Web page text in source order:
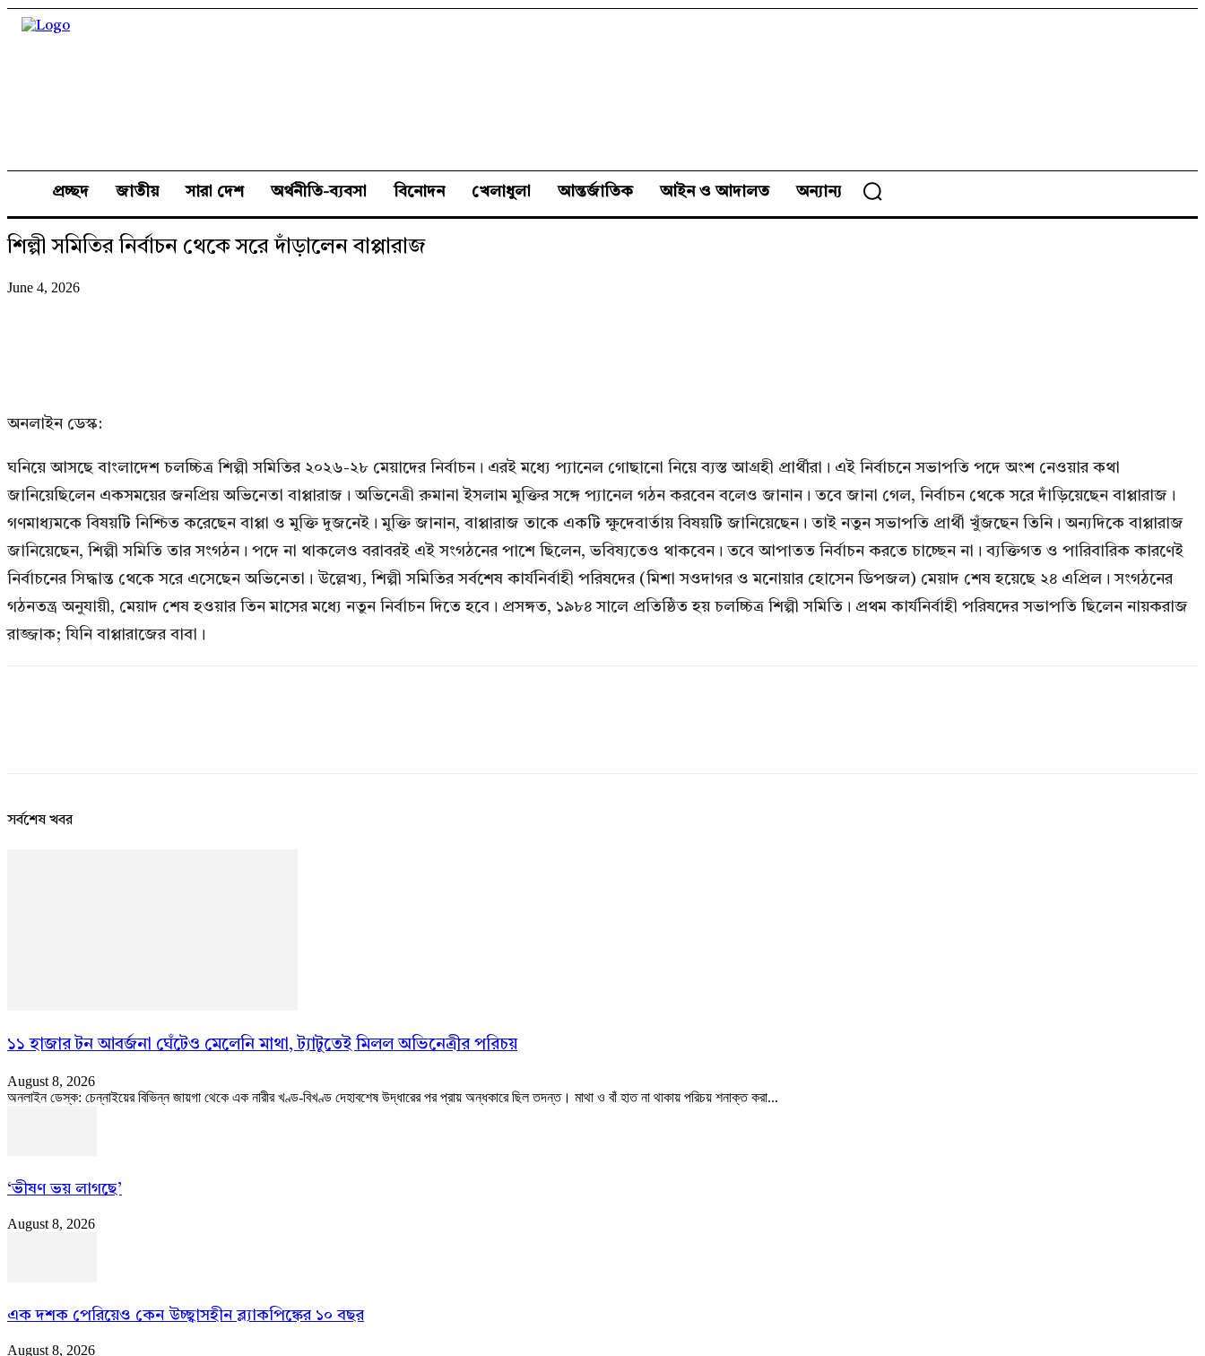
প্রচ্ছদ জাতীয় সারা দেশ অর্থনীতি-ব্যবসা বিনোদন খেলাধুলা আন্তর্জাতিক আইন ও আদালত অন্যান্য
শিল্পী সমিতির নির্বাচন থেকে সরে দাঁড়ালেন বাপ্পারাজ
June 4, 2026
অনলাইন ডেস্ক:
ঘনিয়ে আসছে বাংলাদেশ চলচ্চিত্র শিল্পী সমিতির ২০২৬-২৮ মেয়াদের নির্বাচন। এরই মধ্যে প্যানেল গোছানো নিয়ে ব্যস্ত আগ্রহী প্রার্থীরা। এই নির্বাচনে সভাপতি পদে অংশ নেওয়ার কথা
জানিয়েছিলেন একসময়ের জনপ্রিয় অভিনেতা বাপ্পারাজ। অভিনেত্রী রুমানা ইসলাম মুক্তির সঙ্গে প্যানেল গঠন করবেন বলেও জানান। তবে জানা গেল, নির্বাচন থেকে সরে দাঁড়িয়েছেন বাপ্পারাজ।
গণমাধ্যমকে বিষয়টি নিশ্চিত করেছেন বাপ্পা ও মুক্তি দুজনেই। মুক্তি জানান, বাপ্পারাজ তাকে একটি ক্ষুদেবার্তায় বিষয়টি জানিয়েছেন। তাই নতুন সভাপতি প্রার্থী খুঁজছেন তিনি। অন্যদিকে বাপ্পারাজ
জানিয়েছেন, শিল্পী সমিতি তার সংগঠন। পদে না থাকলেও বরাবরই এই সংগঠনের পাশে ছিলেন, ভবিষ্যতেও থাকবেন। তবে আপাতত নির্বাচন করতে চাচ্ছেন না। ব্যক্তিগত ও পারিবারিক কারণেই
নির্বাচনের সিদ্ধান্ত থেকে সরে এসেছেন অভিনেতা। উল্লেখ্য, শিল্পী সমিতির সর্বশেষ কার্যনির্বাহী পরিষদের (মিশা সওদাগর ও মনোয়ার হোসেন ডিপজল) মেয়াদ শেষ হয়েছে ২৪ এপ্রিল। সংগঠনের
গঠনতন্ত্র অনুযায়ী, মেয়াদ শেষ হওয়ার তিন মাসের মধ্যে নতুন নির্বাচন দিতে হবে। প্রসঙ্গত, ১৯৮৪ সালে প্রতিষ্ঠিত হয় চলচ্চিত্র শিল্পী সমিতি। প্রথম কার্যনির্বাহী পরিষদের সভাপতি ছিলেন নায়করাজ
রাজ্জাক; যিনি বাপ্পারাজের বাবা।
সর্বশেষ খবর
১১ হাজার টন আবর্জনা ঘেঁটেও মেলেনি মাথা, ট্যাটুতেই মিলল অভিনেত্রীর পরিচয়
August 8, 2026
অনলাইন ডেস্ক: চেন্নাইয়ের বিভিন্ন জায়গা থেকে এক নারীর খণ্ড-বিখণ্ড দেহাবশেষ উদ্ধারের পর প্রায় অন্ধকারে ছিল তদন্ত। মাথা ও বাঁ হাত না থাকায় পরিচয় শনাক্ত করা...
‘ভীষণ ভয় লাগছে’
August 8, 2026
এক দশক পেরিয়েও কেন উচ্ছ্বাসহীন ব্ল্যাকপিঙ্কের ১০ বছর
August 8, 2026